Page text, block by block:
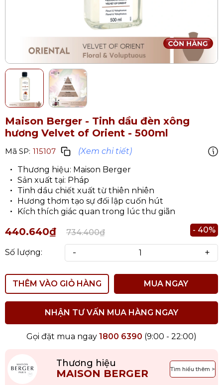
Maison Berger - Tinh dầu đèn xông
hương Velvet of Orient - 500ml
Mã SP: 115107
(Xem chi tiết)
Thương hiệu: Maison Berger
Sản xuất tại: Pháp
Tinh dầu chiết xuất từ thiên nhiên
Hương thơm tạo sự đối lập cuốn hút
Kích thích giác quan trong lúc thư giãn
440.640₫ 734.400₫ - 40%
Số lượng: - +
THÊM VÀO GIỎ HÀNG MUA NGAY
NHẬN TƯ VẤN MUA HÀNG NGAY
Gọi đặt mua ngay 1800 6390 (9:00 - 22:00)
Thương hiệu
MAISON BERGER Tìm hiểu thêm >